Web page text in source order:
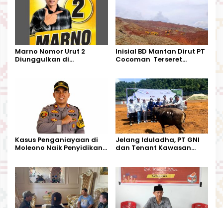
Marno Nomor Urut 2
Diunggulkan di
Harapan Warga
Inisial BD Mantan Dirut PT
Cocoman Terseret
Kalimantan Barat
Kasus Penganiayaan di
Moleono Naik Penyidikan,
Jelang Iduladha, PT GNI
dan Tenant Kawasan